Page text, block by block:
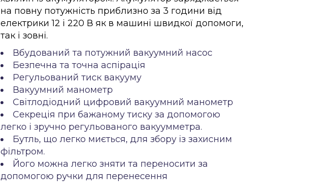
на повну потужність приблизно за 3 години від
електрики 12 і 220 В як в машині швидкої допомоги,
так і зовні.
Вбудований та потужний вакуумний насос
Безпечна та точна аспірація
Регульований тиск вакууму
Вакуумний манометр
Світлодіодний цифровий вакуумний манометр
Секреція при бажаному тиску за допомогою
легко і зручно регульованого вакуумметра.
Бутль, що легко миється, для збору із захисним
фільтром.
Його можна легко зняти та переносити за
допомогою ручки для перенесення